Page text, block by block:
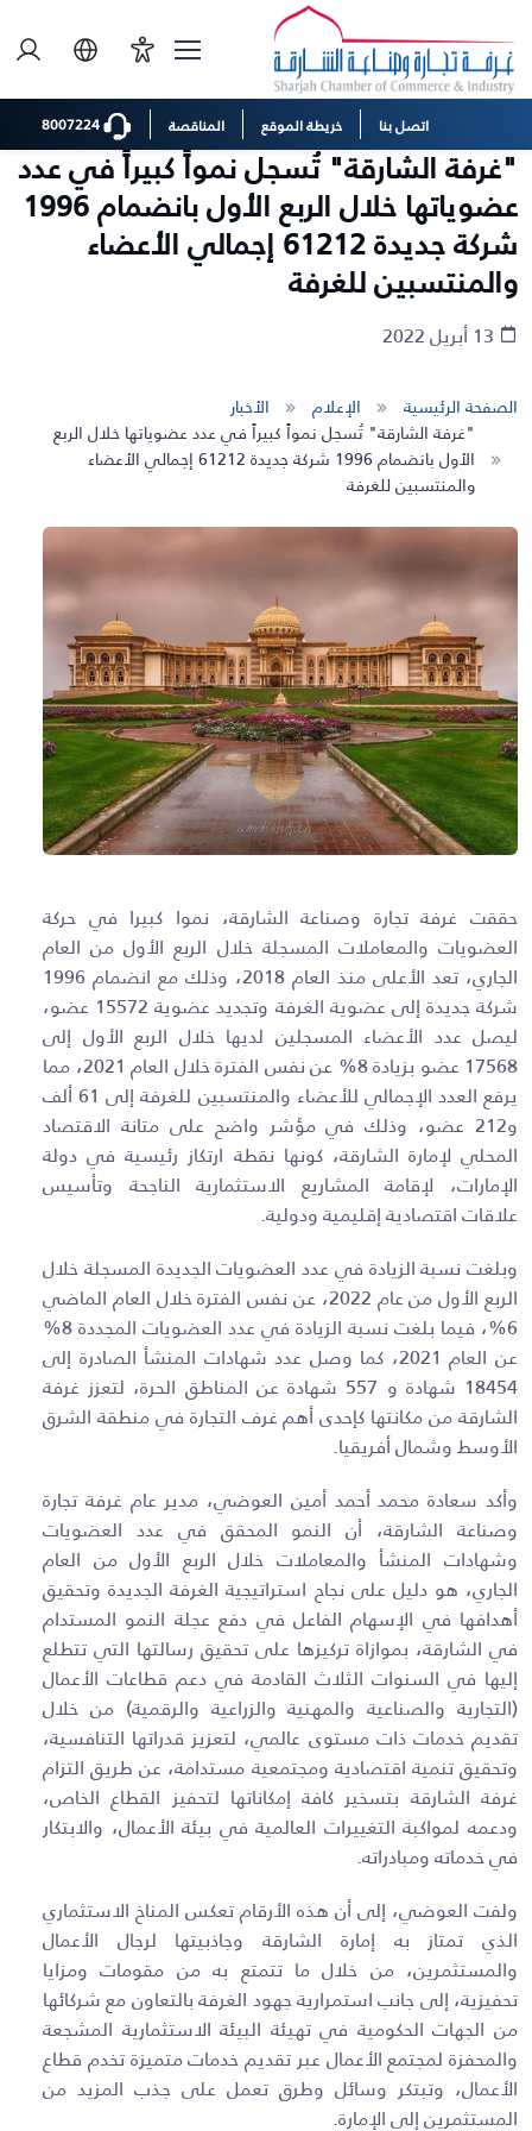
اتصل بنا خريطة الموقع المناقصة
"غرفة الشارقة" تُسجل نمواً كبيراً في عدد
عضوياتها خلال الربع الأول بانضمام 1996
شركة جديدة 61212 إجمالي الأعضاء
والمنتسبين للغرفة
الصفحة الرئيسية الإعلام
الأخبار
"غرفة الشارقة" تُسجل نمواً كبيراً في عدد عضوياتها خلال الربع
الأول بانضمام 1996 شركة جديدة 61212 إجمالي الأعضاء
والمنتسبين للغرفة
حققت غرفة تجارة وصناعة الشارقة، نموا كبيرا في حركة
العضويات والمعاملات المسجلة خلال الربع الأول من العام
الجاري، تعد الأعلى منذ العام 2018، وذلك مع انضمام 1996
شركة جديدة إلى عضوية الغرفة وتجديد عضوية 15572 عضو،
ليصل عدد الأعضاء المسجلين لديها خلال الربع الأول إلى
17568 عضو بزيادة 8% عن نفس الفترة خلال العام 2021، مما
يرفع العدد الإجمالي للأعضاء والمنتسبين للغرفة إلى 61 ألف
و212 عضو، وذلك في مؤشر واضح على متانة الاقتصاد
المحلي لإمارة الشارقة، كونها نقطة ارتكاز رئيسية في دولة
الإمارات، لإقامة المشاريع الاستثمارية الناجحة وتأسيس
علاقات اقتصادية إقليمية ودولية.
وبلغت نسبة الزيادة في عدد العضويات الجديدة المسجلة خلال
الربع الأول من عام 2022، عن نفس الفترة خلال العام الماضي
6%، فيما بلغت نسبة الزيادة في عدد العضويات المجددة 8%
عن العام 2021، كما وصل عدد شهادات المنشأ الصادرة إلى
18454 شهادة و 557 شهادة عن المناطق الحرة، لتعزز غرفة
الشارقة من مكانتها كإحدى أهم غرف التجارة في منطقة الشرق
الأوسط وشمال أفريقيا.
وأكد سعادة محمد أحمد أمين العوضي، مدير عام غرفة تجارة
وصناعة الشارقة، أن النمو المحقق في عدد العضويات
وشهادات المنشأ والمعاملات خلال الربع الأول من العام
الجاري، هو دليل على نجاح استراتيجية الغرفة الجديدة وتحقيق
أهدافها في الإسهام الفاعل في دفع عجلة النمو المستدام
في الشارقة، بموازاة تركيزها على تحقيق رسالتها التي تتطلع
إليها في السنوات الثلاث القادمة في دعم قطاعات الأعمال
(التجارية والصناعية والمهنية والزراعية والرقمية) من خلال
تقديم خدمات ذات مستوى عالمي، لتعزيز قدراتها التنافسية،
وتحقيق تنمية اقتصادية ومجتمعية مستدامة، عن طريق التزام
غرفة الشارقة بتسخير كافة إمكاناتها لتحفيز القطاع الخاص،
ودعمه لمواكبة التغييرات العالمية في بيئة الأعمال، والابتكار
في خدماته ومبادراته.
ولفت العوضي، إلى أن هذه الأرقام تعكس المناخ الاستثماري
الذي تمتاز به إمارة الشارقة وجاذبيتها لرجال الأعمال
والمستثمرين، من خلال ما تتمتع به من مقومات ومزايا
تحفيزية، إلى جانب استمرارية جهود الغرفة بالتعاون مع شركائها
من الجهات الحكومية في تهيئة البيئة الاستثمارية المشجعة
والمحفزة لمجتمع الأعمال عبر تقديم خدمات متميزة تخدم قطاع
الأعمال، وتبتكر وسائل وطرق تعمل على جذب المزيد من
المستثمرين إلى الإمارة.